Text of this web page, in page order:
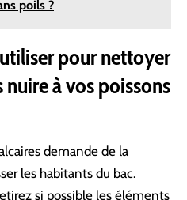
poils ?
pour nettoyer
à vos poissons
demande de la
les habitants du bac.
si possible les éléments